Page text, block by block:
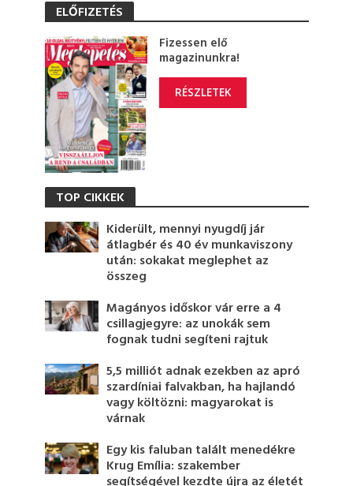
ELŐFIZETÉS
Fizessen elő
magazinunkra!
RÉSZLETEK
TOP CIKKEK
Kiderült, mennyi nyugdíj jár
átlagbér és 40 év munkaviszony
után: sokakat meglephet az
összeg
Magányos időskor vár erre a 4
csillagjegyre: az unokák sem
fognak tudni segíteni rajtuk
5,5 milliót adnak ezekben az apró
szardíniai falvakban, ha hajlandó
vagy költözni: magyarokat is
várnak
Egy kis faluban talált menedékre
Krug Emília: szakember
segítségével kezdte újra az életét